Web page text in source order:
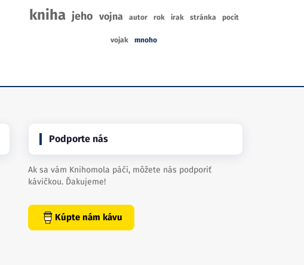
kniha jeho vojna autor rok irak stránka pocit
vojak mnoho
Podporte nás
Ak sa vám Knihomola páči, môžete nás podporiť
kávičkou. Ďakujeme!
Kúpte nám kávu